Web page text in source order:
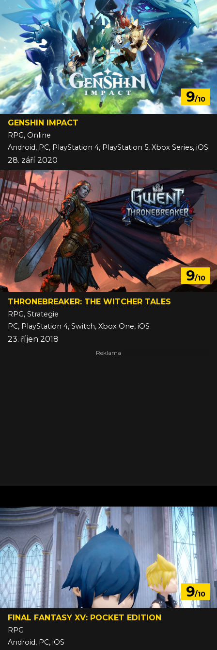
9/10
GENSHIN IMPACT
RPG, Online
Android, PC, PlayStation 4, PlayStation 5, Xbox Series, iOS
28. září 2020
9/10
THRONEBREAKER: THE WITCHER TALES
RPG, Strategie
PC, PlayStation 4, Switch, Xbox One, iOS
23. říjen 2018
9/10
FINAL FANTASY XV: POCKET EDITION
RPG
Android, PC, iOS